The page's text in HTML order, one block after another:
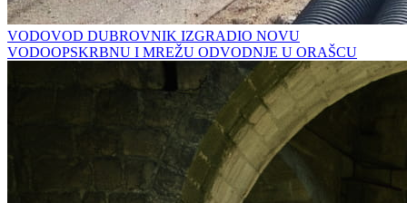
VODOVOD DUBROVNIK IZGRADIO NOVU
VODOOPSKRBNU I MREŽU ODVODNJE U ORAŠCU